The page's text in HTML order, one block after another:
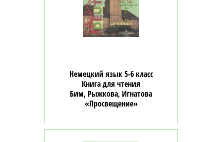
Немецкий язык 5-6 класс
Книга для чтения
Бим, Рыжкова, Игнатова
«Просвещение»